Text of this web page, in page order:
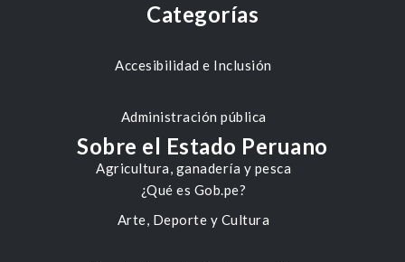
Categorías
Accesibilidad e Inclusión
Administración pública
Agricultura, ganadería y pesca
Arte, Deporte y Cultura
Sobre el Estado Peruano
¿Qué es Gob.pe?